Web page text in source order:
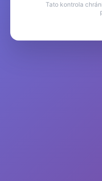
Tato kontrola